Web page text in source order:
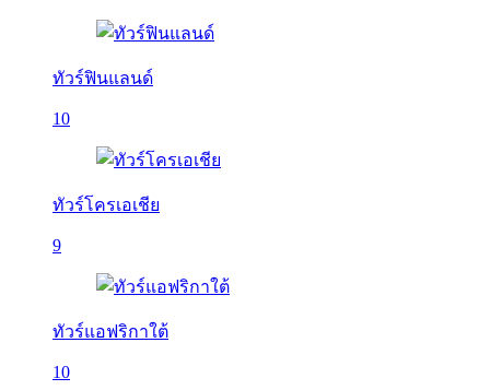
ทัวร์ฟินแลนด์
10
ทัวร์โครเอเชีย
9
ทัวร์แอฟริกาใต้
10